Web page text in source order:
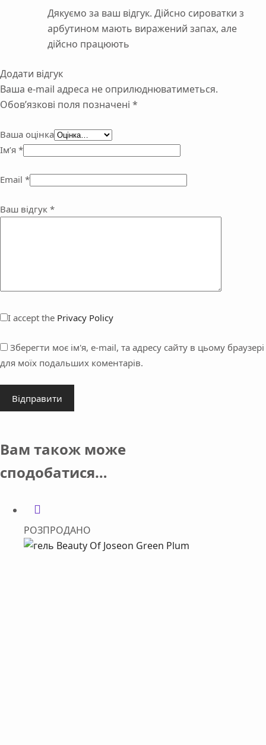
Дякуємо за ваш відгук. Дійсно сироватки з
арбутином мають виражений запах, але
дійсно працюють
Додати відгук
Ваша e-mail адреса не оприлюднюватиметься.
Обов’язкові поля позначені *
Ваша оцінка
Ім’я *
Email *
Ваш відгук *
I accept the Privacy Policy
Зберегти моє ім'я, e-mail, та адресу сайту в цьому браузері
для моїх подальших коментарів.
Відправити
Вам також може
сподобатися…
РОЗПРОДАНО